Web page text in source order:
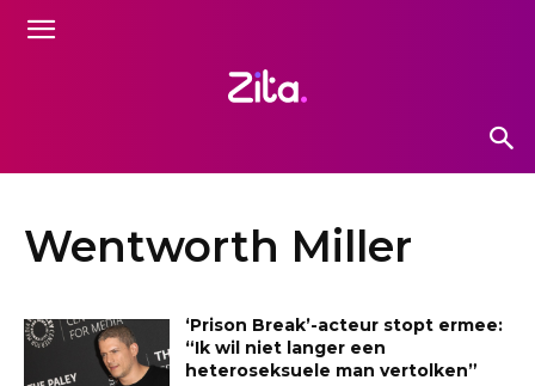
Wentworth Miller
‘Prison Break’-acteur stopt ermee:
“Ik wil niet langer een
heteroseksuele man vertolken”